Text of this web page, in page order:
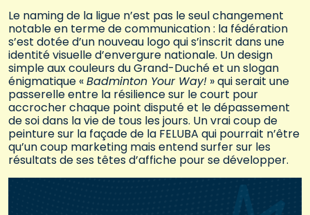
Le naming de la ligue n’est pas le seul changement
notable en terme de communication : la fédération
s’est dotée d’un nouveau logo qui s’inscrit dans une
identité visuelle d’envergure nationale. Un design
simple aux couleurs du Grand-Duché et un slogan
énigmatique «Badminton Your Way! » qui serait une
passerelle entre la résilience sur le court pour
accrocher chaque point disputé et le dépassement
de soi dans la vie de tous les jours. Un vrai coup de
peinture sur la façade de la FELUBA qui pourrait n’être
qu’un coup marketing mais entend surfer sur les
résultats de ses têtes d’affiche pour se développer.